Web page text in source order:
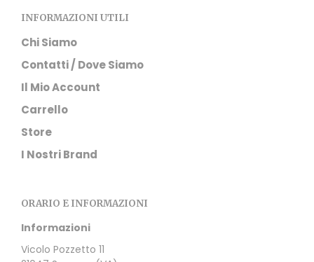
INFORMAZIONI UTILI
Chi Siamo
Contatti / Dove Siamo
Il Mio Account
Carrello
Store
I Nostri Brand
ORARIO E INFORMAZIONI
Informazioni
Vicolo Pozzetto 11